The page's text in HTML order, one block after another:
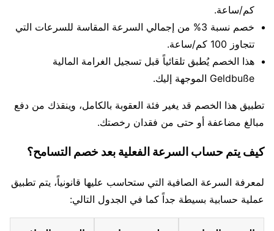
كم/ساعة.
خصم نسبة 3% من إجمالي السرعة المقاسة للسرعات التي
تتجاوز 100 كم/ساعة.
هذا الخصم يُطبق تلقائياً قبل تسجيل الغرامة المالية
Geldbuße الموجهة إليك.
تطبيق هذا الخصم قد يغير فئة العقوبة بالكامل، وينقذك من دفع
مبالغ مضاعفة أو حتى من فقدان رخصتك.
كيف يتم حساب السرعة الفعلية بعد خصم التسامح؟
لمعرفة السرعة الصافية التي ستحاسب عليها قانونياً، يتم تطبيق
عملية حسابية بسيطة جداً كما في الجدول التالي: